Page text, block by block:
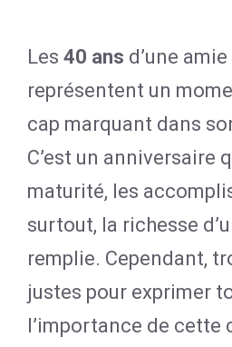
Les 40 ans d’une amie
représentent un
cap marquant dans
C’est un anniversaire
maturité, les
surtout, la richesse
remplie. Cependant,
justes pour exprimer
l’importance de cette